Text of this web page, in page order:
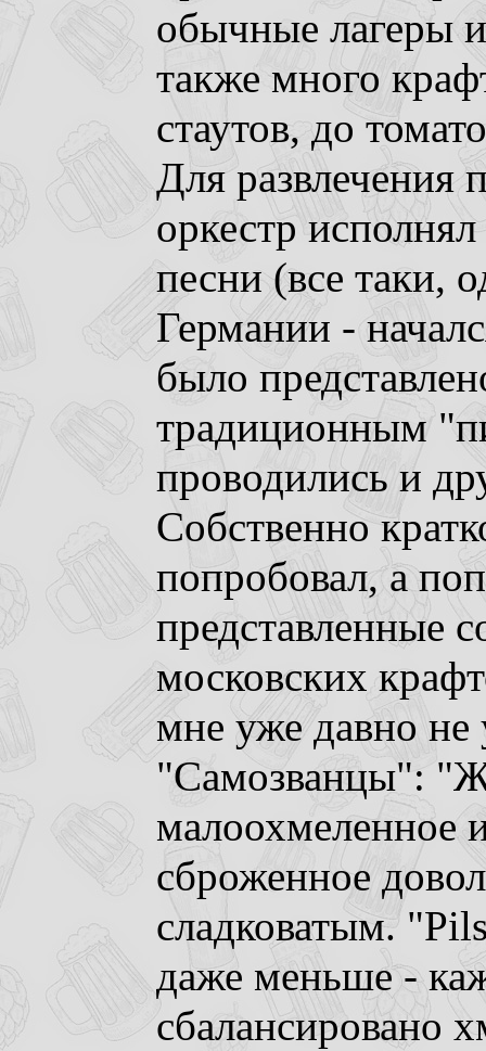
обычные лагеры
также много
стаутов, до
Для развлечения
оркестр
песни (все таки,
Германии -
было
традиционным
проводились и
Собственно
попробовал, а
представленные
московских
мне уже давно не
"Самозванцы":
малоохмеленное
сброженное
сладковатым.
даже меньше -
сбалансировано